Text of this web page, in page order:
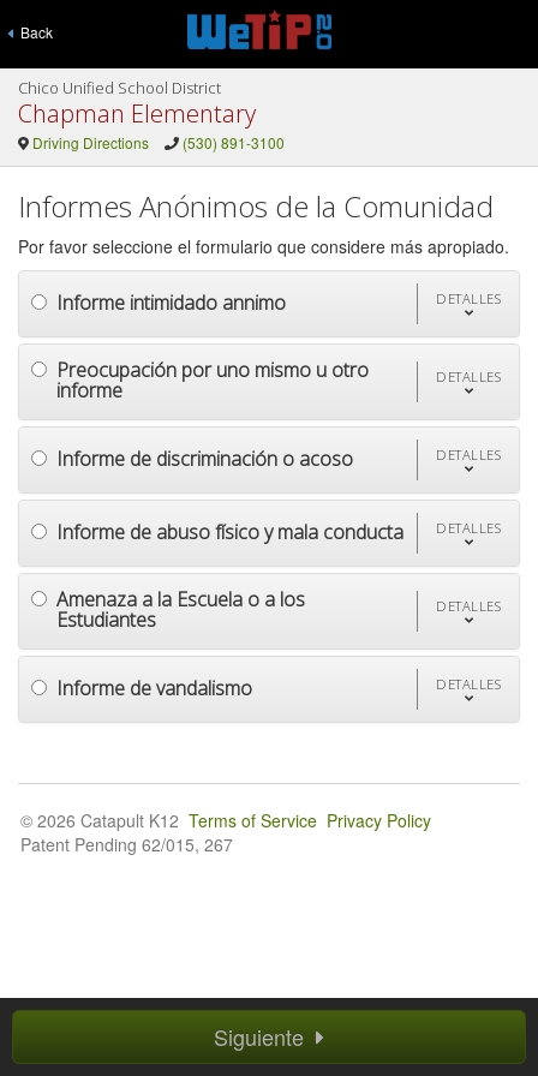
Back
Chico Unified School District
Chapman Elementary
Driving Directions (530) 891-3100
Informes Anónimos de la Comunidad
Por favor seleccione el formulario que considere más apropiado.
Informe intimidado annimo DETALLES
Preocupación por uno mismo u otro
informe
DETALLES
Informe de discriminación o acoso DETALLES
Informe de abuso físico y mala conducta DETALLES
Amenaza a la Escuela o a los
Estudiantes
DETALLES
Informe de vandalismo DETALLES
Siguiente
© 2026 Catapult K12 Terms of Service Privacy Policy
Patent Pending 62/015, 267